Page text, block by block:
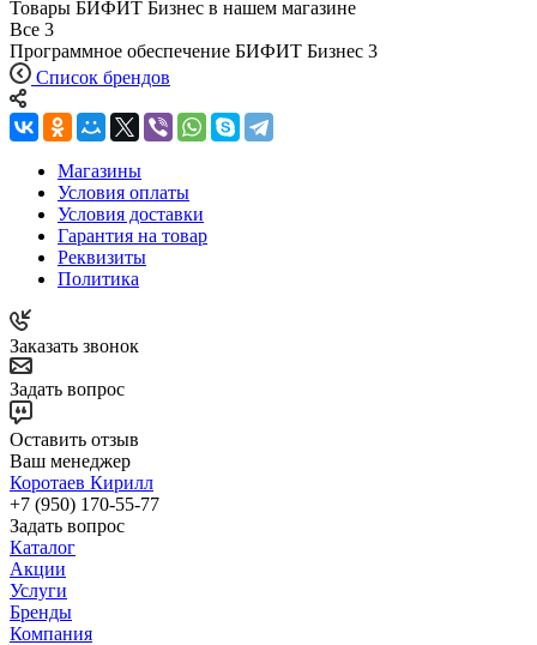
Товары БИФИТ Бизнес в нашем магазине
Все 3
Программное обеспечение БИФИТ Бизнес 3
Список брендов
Магазины
Условия оплаты
Условия доставки
Гарантия на товар
Реквизиты
Политика
Заказать звонок
Задать вопрос
Оставить отзыв
Ваш менеджер
Коротаев Кирилл
+7 (950) 170-55-77
Задать вопрос
Каталог
Акции
Услуги
Бренды
Компания